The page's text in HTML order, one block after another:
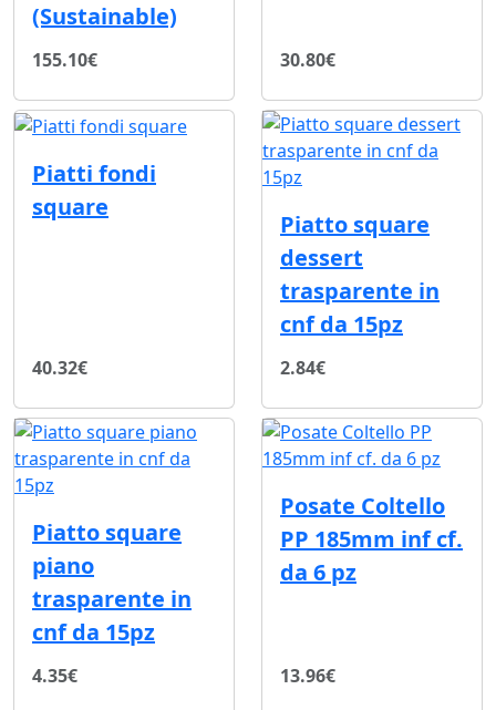
(Sustainable)
155.10€ 30.80€
Piatti fondi
square
40.32€
Piatto square
dessert
trasparente in
cnf da 15pz
2.84€
Piatto square
piano
trasparente in
cnf da 15pz
4.35€
Posate Coltello
PP 185mm inf cf.
da 6 pz
13.96€